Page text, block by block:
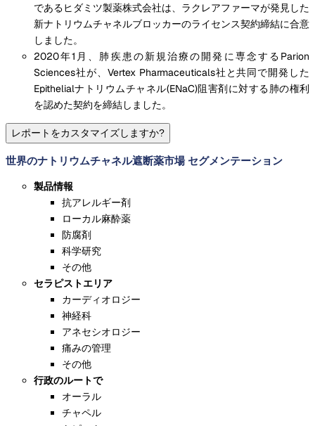
であるヒダミツ製薬株式会社は、ラクレアファーマが発見した
新ナトリウムチャネルブロッカーのライセンス契約締結に合意
しました。
2020年1月、肺疾患の新規治療の開発に専念するParion
Sciences社が、Vertex Pharmaceuticals社と共同で開発した
Epithelialナトリウムチャネル(ENaC)阻害剤に対する肺の権利
を認めた契約を締結しました。
レポートをカスタマイズしますか?
世界のナトリウムチャネル遮断薬市場 セグメンテーション
製品情報
抗アレルギー剤
ローカル麻酔薬
防腐剤
科学研究
その他
セラピストエリア
カーディオロジー
神経科
アネセシオロジー
痛みの管理
その他
行政のルートで
オーラル
チャペル